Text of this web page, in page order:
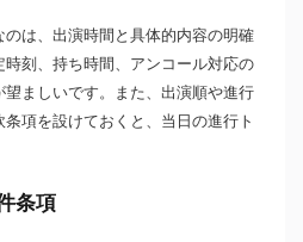
は、出演時間と具体的内容の明確
刻、持ち時間、アンコール対応の
ましいです。また、出演順や進行
項を設けておくと、当日の進行ト
条項